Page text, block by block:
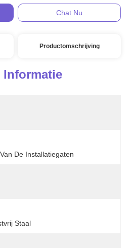
Chat Nu
Productomschrijving
Informatie
De Installatiegaten
Staal